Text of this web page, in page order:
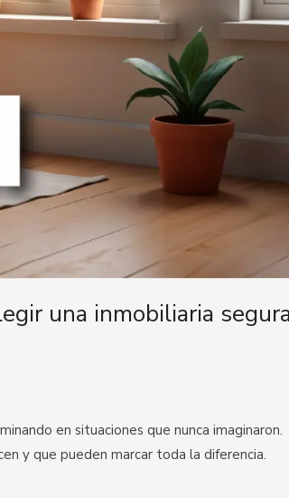
una inmobiliaria
en situaciones que nunca imaginaron.
y que pueden marcar toda la diferencia.